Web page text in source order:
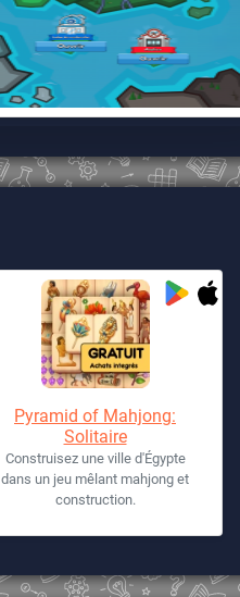
Pyramid of Mahjong:
Solitaire
Construisez une ville d'Égypte
dans un jeu mêlant mahjong et
construction.